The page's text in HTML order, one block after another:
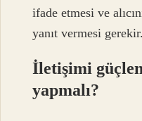
ifade etmesi ve
yanıt vermesi gerekir.
İletişimi
yapmalı?